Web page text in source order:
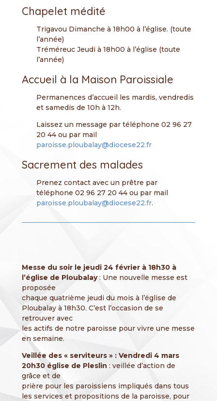
Chapelet médité
Trigavou Dimanche à 18h00 à l’église. (toute
l’année)
Tréméreuc Jeudi à 18h00 à l’église (toute
l’année)
Accueil à la Maison Paroissiale
Permanences d’accueil les mardis, vendredis
et samedis de 10h à 12h.
Laissez un message par téléphone 02 96 27
20 44 ou par mail
paroisse.ploubalay@diocese22.fr
Sacrement des malades
Prenez contact avec un prêtre par
téléphone 02 96 27 20 44 ou par mail
paroisse.ploubalay@diocese22.fr.
Messe du soir le jeudi 24 février à 18h30 à
l’église de Ploubalay: Une nouvelle messe est
proposée
chaque quatrième jeudi du mois à l’église de
Ploubalay à 18h30. C’est l’occasion de se
retrouver avec
les actifs de notre paroisse pour vivre une messe
en semaine.
Veillée des « serviteurs » : Vendredi 4 mars
20h30 église de Pleslin : veillée d’action de
grâce et de
prière pour les paroissiens impliqués dans tous
les services et propositions de la paroisse, pour